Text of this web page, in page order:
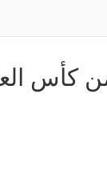
كأس